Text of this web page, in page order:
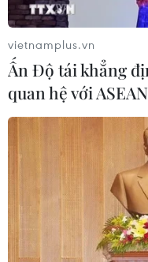
Chuyên gia
CoV-2 đang lây
vietnamplus.vn
Ấn Độ tái khẳng
quan hệ với ASEAN